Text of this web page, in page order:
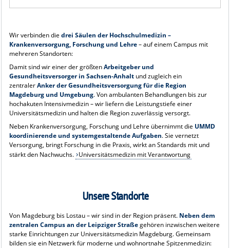
Wir verbinden die drei Säulen der Hochschulmedizin –
Krankenversorgung, Forschung und Lehre– auf einem Campus mit
mehreren Standorten:
Damit sind wir einer der größtenArbeitgeber und
Gesundheitsversorger in Sachsen-Anhaltund zugleich ein
zentralerAnker der Gesundheitsversorgung für die Region
Magdeburg und Umgebung. Von ambulanten Behandlungen bis zur
hochakuten Intensivmedizin – wir liefern die Leistungstiefe einer
Universitätsmedizin und halten die Region zuverlässig versorgt.
Neben Krankenversorgung, Forschung und Lehre übernimmt die UMMD
koordinierende und systemgestaltende Aufgaben. Sie vernetzt
Versorgung, bringt Forschung in die Praxis, wirkt an Standards mit und
stärkt den Nachwuchs. Universitätsmedizin mit Verantwortung
Unsere Standorte
Von Magdeburg bis Lostau – wir sind in der Region präsent. Neben dem
zentralen Campus an der Leipziger Straßegehören inzwischen weitere
starke Einrichtungen zur Universitätsmedizin Magdeburg. Gemeinsam
bilden sie ein Netzwerk für moderne und wohnortnahe Spitzenmedizin: